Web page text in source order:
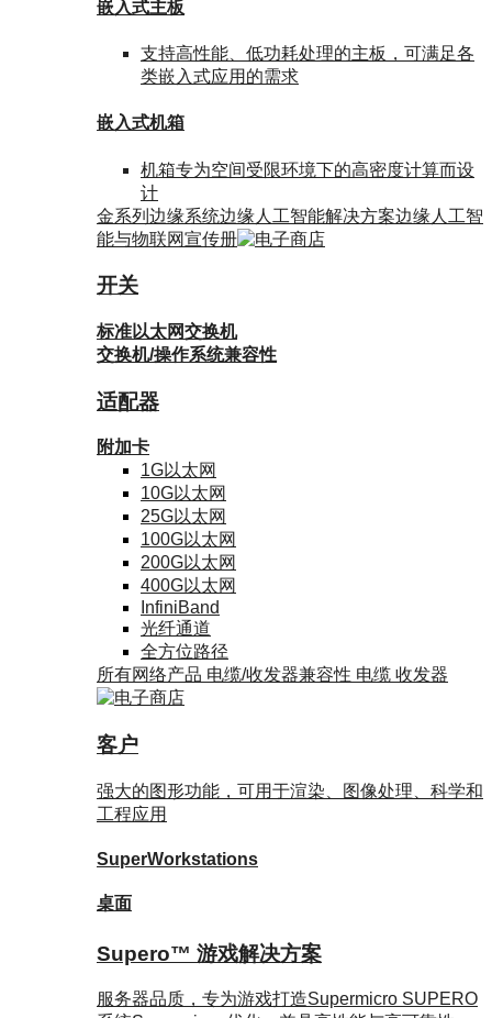
嵌入式主板
支持高性能、低功耗处理的主板，可满足各
类嵌入式应用的需求
嵌入式机箱
机箱专为空间受限环境下的高密度计算而设
计
金系列边缘系统边缘人工智能解决方案边缘人工智
能与物联网宣传册
开关
标准以太网交换机
交换机/操作系统兼容性
适配器
附加卡
1G以太网
10G以太网
25G以太网
100G以太网
200G以太网
400G以太网
InfiniBand
光纤通道
全方位路径
所有网络产品 电缆/收发器兼容性 电缆 收发器
客户
强大的图形功能，可用于渲染、图像处理、科学和
工程应用
SuperWorkstations
桌面
Supero™ 游戏解决方案
服务器品质，专为游戏打造Supermicro SUPERO